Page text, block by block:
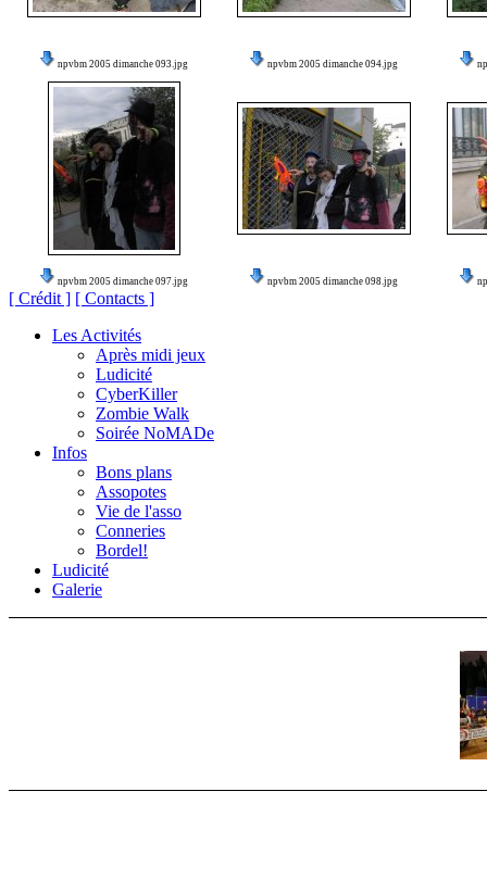
npvbm 2005 dimanche 093.jpg npvbm 2005 dimanche 094.jpg
npvbm 2005 dimanche 097.jpg npvbm 2005 dimanche 098.jpg
[ Crédit ] [ Contacts ]
Les Activités
Après midi jeux
Ludicité
CyberKiller
Zombie Walk
Soirée NoMADe
Infos
Bons plans
Assopotes
Vie de l'asso
Conneries
Bordel!
Ludicité
Galerie